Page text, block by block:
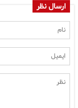
ارسال نظر